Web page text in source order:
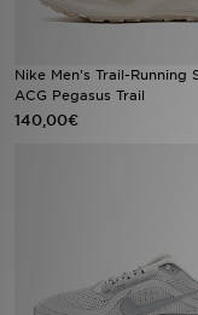
Nike Men's Trail-Running
ACG Pegasus Trail
140,00€
FUTEBOL JD
VER MARCAS
LOCALIZADOR DE